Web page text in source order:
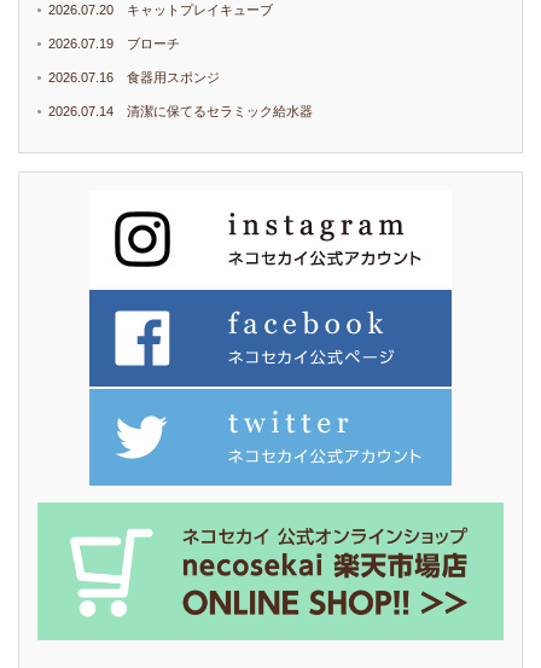
2026.07.20 キャットプレイキューブ
2026.07.19 ブローチ
2026.07.16 食器用スポンジ
2026.07.14 清潔に保てるセラミック給水器